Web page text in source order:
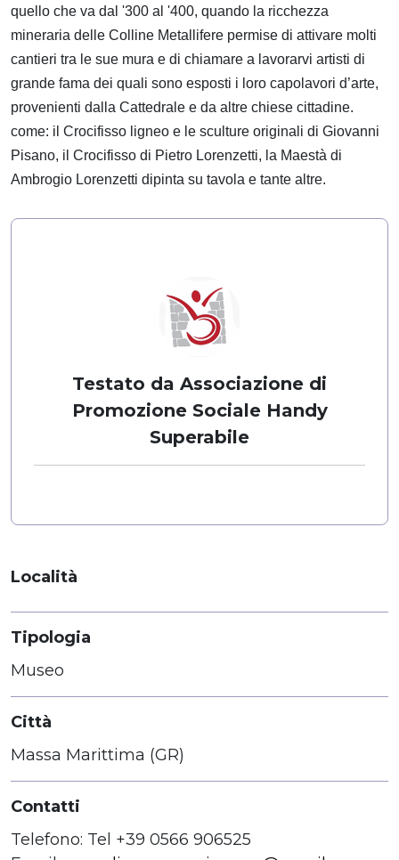
quello che va dal '300 al '400, quando la ricchezza
mineraria delle Colline Metallifere permise di attivare molti
cantieri tra le sue mura e di chiamare a lavorarvi artisti di
grande fama dei quali sono esposti i loro capolavori d’arte,
provenienti dalla Cattedrale e da altre chiese cittadine.
come: il Crocifisso ligneo e le sculture originali di Giovanni
Pisano, il Crocifisso di Pietro Lorenzetti, la Maestà di
Ambrogio Lorenzetti dipinta su tavola e tante altre.
Testato da Associazione di
Promozione Sociale Handy
Superabile
Località
Tipologia
Museo
Città
Massa Marittima (GR)
Contatti
Telefono: Tel +39 0566 906525